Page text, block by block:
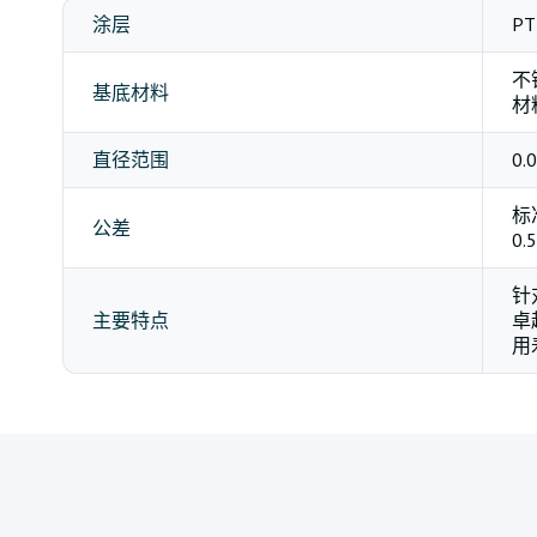
涂层
基底材料
不
材
直径范围
公差
标
主要特点
针
卓
用